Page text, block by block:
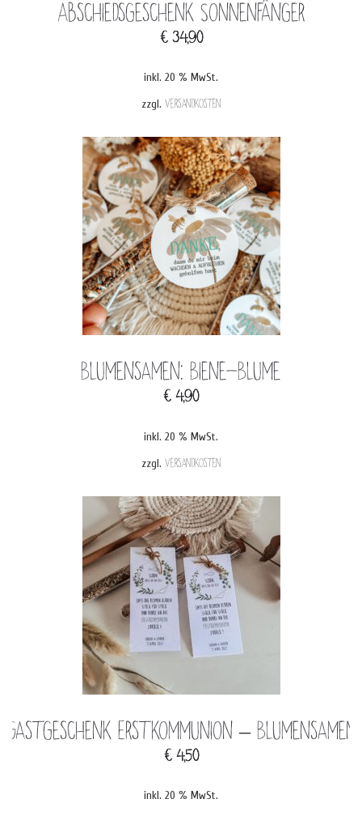
Abschiedsgeschenk Sonnenfänger
€34,90
inkl. 20 % MwSt.
zzgl. Versandkosten
Blumensamen: Biene-Blume
€ 4,90
inkl. 20 % MwSt.
zzgl. Versandkosten
Gastgeschenk Erstkommunion – Blumensamen
€4,50
inkl. 20 % MwSt.